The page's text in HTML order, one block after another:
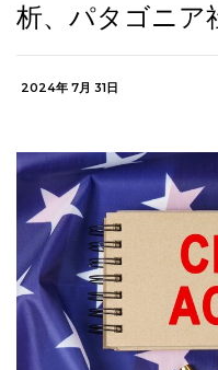
析、パタゴニア
2024年 7月 31日